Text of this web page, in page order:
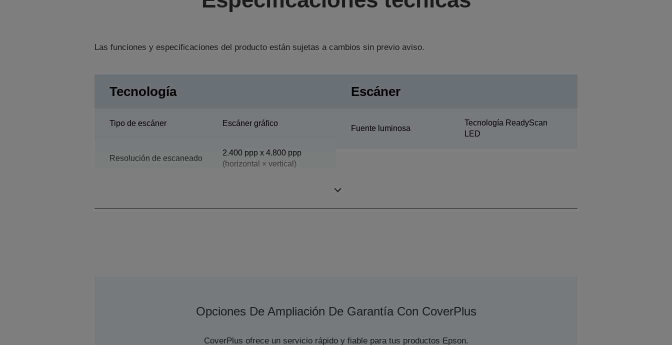
Las funciones y especificaciones del producto están sujetas a cambios sin previo aviso.
Tecnología
Tipo de escáner Escáner gráfico
Resolución de escaneado
2.400 ppp x 4.800 ppp
(horizontal × vertical)
Escáner
Fuente luminosa
Tecnología ReadyScan
LED
Opciones De Ampliación De Garantía Con CoverPlus
CoverPlus ofrece un servicio rápido y fiable para tus productos Epson.